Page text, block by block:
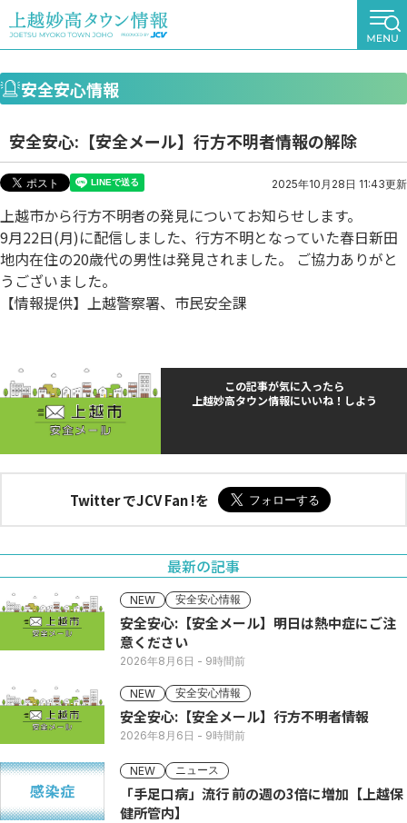
安全安心情報
安全安心:【安全メール】行方不明者情報の解除
2025年10月28日 11:43更新
上越市から行方不明者の発見についてお知らせします。
9月22日(月)に配信しました、行方不明となっていた春日新田
地内在住の20歳代の男性は発見されました。 ご協力ありがと
うございました。
【情報提供】上越警察署、市民安全課
この記事が気に入ったら
上越妙高タウン情報にいいね！しよう
Twitter でJCV Fan !を
最新の記事
NEW 安全安心情報
安全安心:【安全メール】明日は熱中症にご注
意ください
2026年8月6日 - 9時間前
NEW 安全安心情報
安全安心:【安全メール】行方不明者情報
2026年8月6日 - 9時間前
NEW ニュース
「手足口病」流行 前の週の3倍に増加【上越保
健所管内】